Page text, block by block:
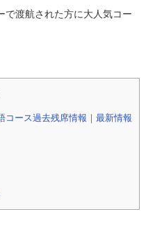
で渡航された方に大人気コー
コース過去残席情報｜最新情報